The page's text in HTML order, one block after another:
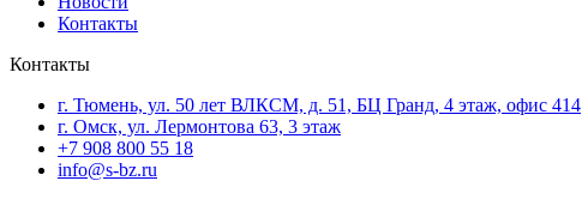
Контакты
Контакты
г. Тюмень, ул. 50 лет ВЛКСМ, д. 51, БЦ Гранд, 4 этаж, офис 414
г. Омск, ул. Лермонтова 63, 3 этаж
+7 908 800 55 18
info@s-bz.ru